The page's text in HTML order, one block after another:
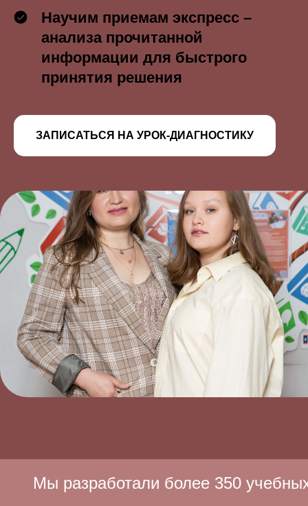
Научим приемам экспресс –
анализа прочитанной
информации для быстрого
принятия решения
ЗАПИСАТЬСЯ НА УРОК-ДИАГНОСТИКУ
более 350 учебных пособий